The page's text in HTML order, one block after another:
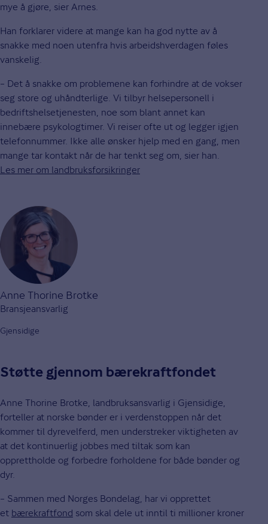
mye å gjøre, sier Arnes.
Han forklarer videre at mange kan ha god nytte av å
snakke med noen utenfra hvis arbeidshverdagen føles
vanskelig.
– Det å snakke om problemene kan forhindre at de vokser
seg store og uhåndterlige. Vi tilbyr helsepersonell i
bedriftshelsetjenesten, noe som blant annet kan
innebære psykologtimer. Vi reiser ofte ut og legger igjen
telefonnummer. Ikke alle ønsker hjelp med en gang, men
mange tar kontakt når de har tenkt seg om, sier han.
Les mer om landbruksforsikringer
Anne Thorine Brotke
Bransjeansvarlig
Gjensidige
Støtte gjennom bærekraftfondet
Anne Thorine Brotke, landbruksansvarlig i Gjensidige,
forteller at norske bønder er i verdenstoppen når det
kommer til dyrevelferd, men understreker viktigheten av
at det kontinuerlig jobbes med tiltak som kan
opprettholde og forbedre forholdene for både bønder og
dyr.
– Sammen med Norges Bondelag, har vi opprettet
et bærekraftfond som skal dele ut inntil ti millioner kroner